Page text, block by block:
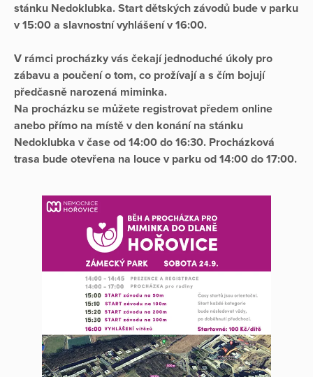
stánku Nedoklubka. Start dětských závodů bude v parku
v 15:00 a slavnostní vyhlášení v 16:00.
V rámci procházky vás čekají jednoduché úkoly pro
zábavu a poučení o tom, co prožívají a s čím bojují
předčasně narozená miminka.
Na procházku se můžete registrovat předem online
anebo přímo na místě v den konání na stánku
Nedoklubka v čase od 14:00 do 16:30. Procházková
trasa bude otevřena na louce v parku od 14:00 do 17:00.